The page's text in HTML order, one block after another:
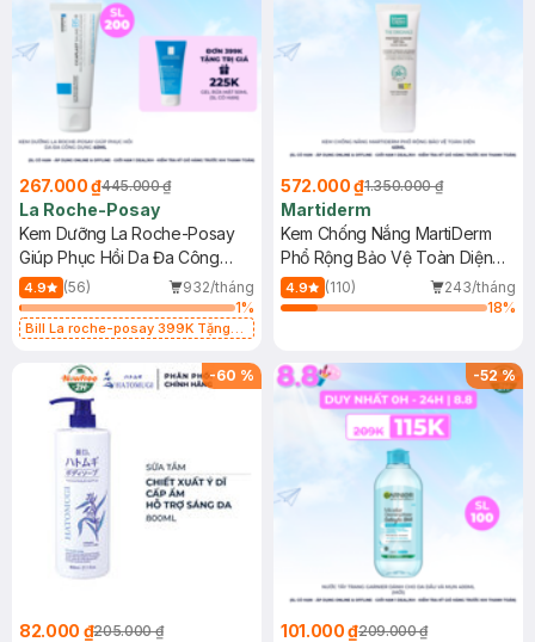
267.000 ₫445.000 ₫
La Roche-Posay
Kem Dưỡng La Roche-Posay
Giúp Phục Hồi Da Đa Công
Dụng 40ml
4.9 (56)
932/tháng
1%
Bill La roche-posay 399K Tặng
(SL có hạn)
572.000 ₫1.350.000 ₫
Martiderm
Kem Chống Nắng MartiDerm
Phổ Rộng Bảo Vệ Toàn Diện
40ml
4.9 (110)
243/tháng
18%
-60 %
82.000 ₫205.000 ₫
-52%
101.000 ₫209.000 ₫